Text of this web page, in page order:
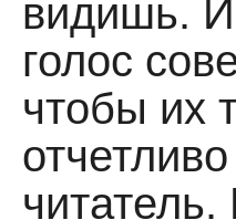
видишь.
голос
чтобы их